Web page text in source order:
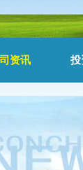
资讯 投